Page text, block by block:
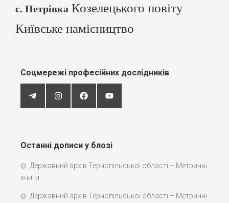
с. Петрівка Козелецького повіту
Київське намісництво
Соцмережі професійних дослідників
Останні дописи у блозі
Державний архів Тернопільської області – Метричні
книги
Державний архів Тернопільської області – Метричні